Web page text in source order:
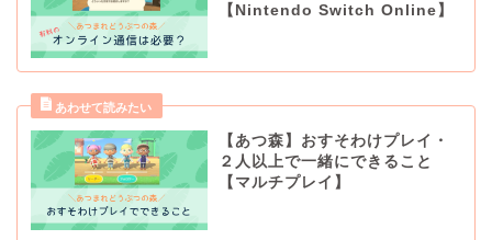
【Nintendo Switch Online】
【あつ森】おすそわけプレイ・
２人以上で一緒にできること
【マルチプレイ】